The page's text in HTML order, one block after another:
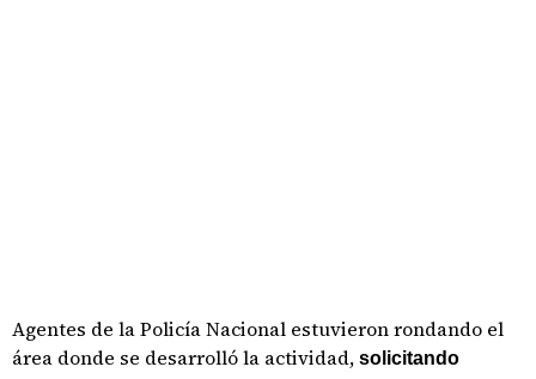
Agentes de la Policía Nacional estuvieron rondando el
área donde se desarrolló la actividad, solicitando